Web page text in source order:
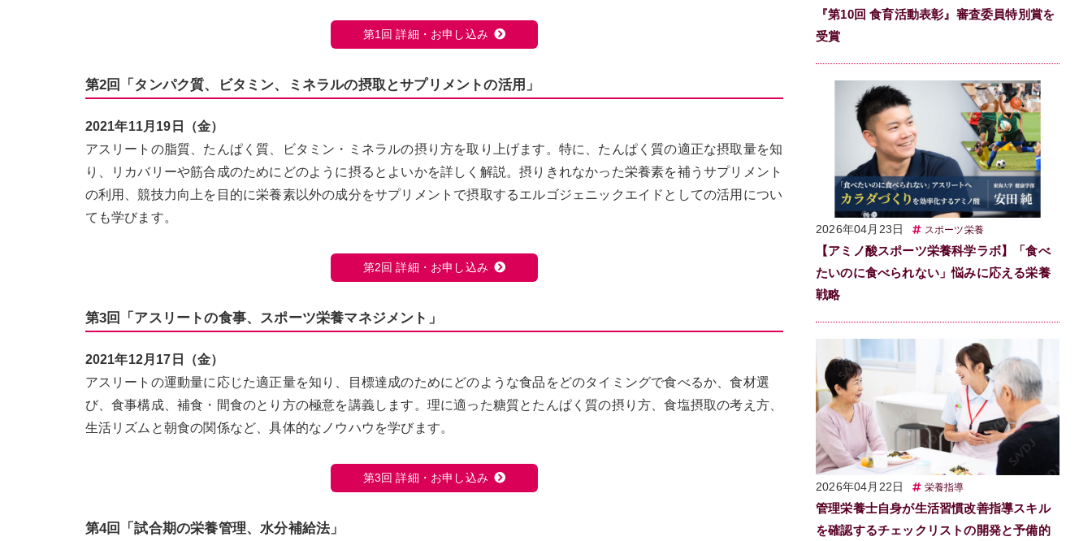
第1回 詳細・お申し込み
第2回「タンパク質、ビタミン、ミネラルの摂取とサプリメントの活用」
2021年11月19日（金）
アスリートの脂質、たんぱく質、ビタミン・ミネラルの摂り方を取り上げます。特に、たんぱく質の適正な摂取量を知
り、リカバリーや筋合成のためにどのように摂るとよいかを詳しく解説。摂りきれなかった栄養素を補うサプリメント
の利用、競技力向上を目的に栄養素以外の成分をサプリメントで摂取するエルゴジェニックエイドとしての活用につい
ても学びます。
第2回 詳細・お申し込み
第3回「アスリートの食事、スポーツ栄養マネジメント」
2021年12月17日（金）
アスリートの運動量に応じた適正量を知り、目標達成のためにどのような食品をどのタイミングで食べるか、食材選
び、食事構成、補食・間食のとり方の極意を講義します。理に適った糖質とたんぱく質の摂り方、食塩摂取の考え方、
生活リズムと朝食の関係など、具体的なノウハウを学びます。
第3回 詳細・お申し込み
第4回「試合期の栄養管理、水分補給法」
『第10回 食育活動表彰』審査委員特別賞を
受賞
2026年04月23日 スポーツ栄養
【アミノ酸スポーツ栄養科学ラボ】「食べ
たいのに食べられない」悩みに応える栄養
戦略
2026年04月22日 栄養指導
管理栄養士自身が生活習慣改善指導スキル
を確認するチェックリストの開発と予備的